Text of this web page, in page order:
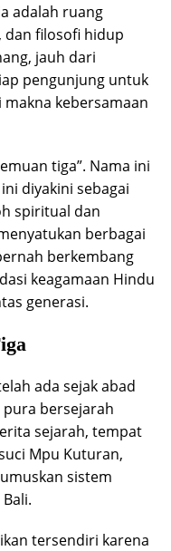
adalah ruang
filosofi hidup
jauh dari
pengunjung untuk
kebersamaan
tiga”. Nama ini
diyakini sebagai
spiritual dan
berbagai
berkembang
keagamaan Hindu
generasi.
ada sejak abad
pura bersejarah
sejarah, tempat
Mpu Kuturan,
sistem
tersendiri karena